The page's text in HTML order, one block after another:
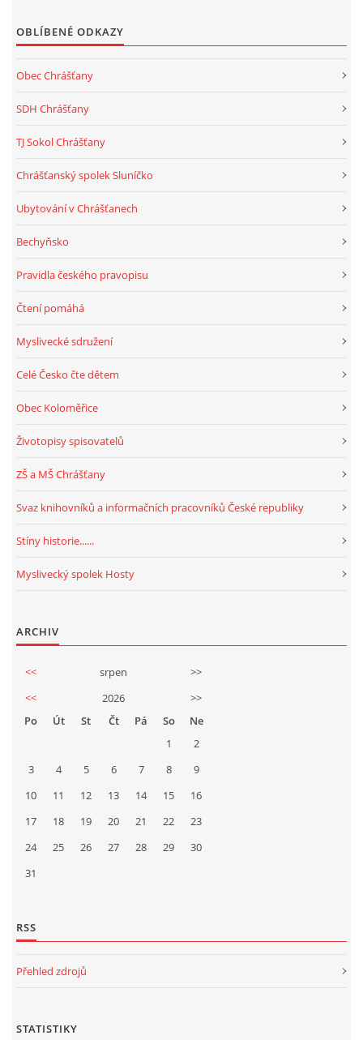
OBLÍBENÉ ODKAZY
Obec Chrášťany
SDH Chrášťany
TJ Sokol Chrášťany
Chrášťanský spolek Sluníčko
Ubytování v Chrášťanech
Bechyňsko
Pravidla českého pravopisu
Čtení pomáhá
Myslivecké sdružení
Celé Česko čte dětem
Obec Koloměřice
Životopisy spisovatelů
ZŠ a MŠ Chrášťany
Svaz knihovníků a informačních pracovníků České republiky
Stíny historie......
Myslivecký spolek Hosty
ARCHIV
<< srpen
>>
<<
2026
>>
Po
Út St Čt Pá So
Ne
1
2
3
4 5 6 7 8
9
10
11 12 13 14 15
16
17
18 19 20 21 22
23
24
25 26 27 28 29
30
31
RSS
Přehled zdrojů
STATISTIKY